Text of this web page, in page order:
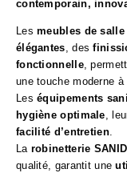
contemporain,
Lesmeubles de salle
élégantes, des
fonctionnelle,
une touche moderne
Leséquipements
hygiène optimale,
facilité d’entretien.
La robinetterie
qualité, garantit une